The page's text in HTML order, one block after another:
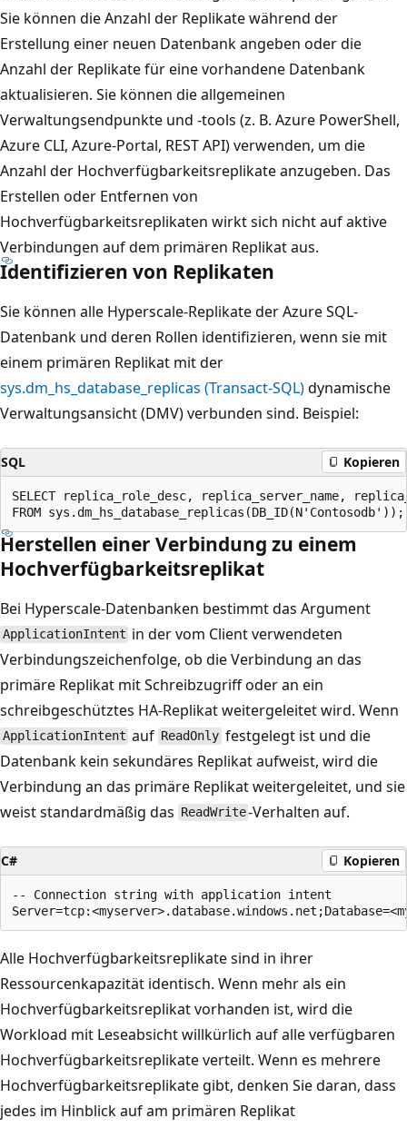
Sie können die Anzahl der Replikate während der
Erstellung einer neuen Datenbank angeben oder die
Anzahl der Replikate für eine vorhandene Datenbank
aktualisieren. Sie können die allgemeinen
Verwaltungsendpunkte und -tools (z. B. Azure PowerShell,
Azure CLI, Azure-Portal, REST API) verwenden, um die
Anzahl der Hochverfügbarkeitsreplikate anzugeben. Das
Erstellen oder Entfernen von
Hochverfügbarkeitsreplikaten wirkt sich nicht auf aktive
Verbindungen auf dem primären Replikat aus.
Identifizieren von Replikaten
Sie können alle Hyperscale-Replikate der Azure SQL-
Datenbank und deren Rollen identifizieren, wenn sie mit
einem primären Replikat mit der
sys.dm_hs_database_replicas (Transact-SQL)dynamische
Verwaltungsansicht (DMV) verbunden sind. Beispiel:
SQL Kopieren
SELECT replica_role_desc, replica_server_name,
Herstellen einer Verbindung zu einem
Hochverfügbarkeitsreplikat
Bei Hyperscale-Datenbanken bestimmt das Argument
ApplicationIntent in der vom Client verwendeten
Verbindungszeichenfolge, ob die Verbindung an das
primäre Replikat mit Schreibzugriff oder an ein
schreibgeschütztes HA-Replikat weitergeleitet wird. Wenn
ApplicationIntent auf ReadOnly festgelegt ist und die
Datenbank kein sekundäres Replikat aufweist, wird die
Verbindung an das primäre Replikat weitergeleitet, und sie
weist standardmäßig das ReadWrite-Verhalten auf.
C# Kopieren
-- Connection string with application intent
Alle Hochverfügbarkeitsreplikate sind in ihrer
Ressourcenkapazität identisch. Wenn mehr als ein
Hochverfügbarkeitsreplikat vorhanden ist, wird die
Workload mit Leseabsicht willkürlich auf alle verfügbaren
Hochverfügbarkeitsreplikate verteilt. Wenn es mehrere
Hochverfügbarkeitsreplikate gibt, denken Sie daran, dass
jedes im Hinblick auf am primären Replikat